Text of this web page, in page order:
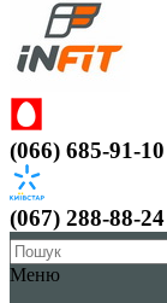
(066) 685-91-10
(067) 288-88-24
Меню